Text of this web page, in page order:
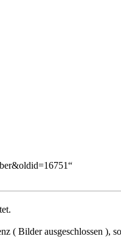
“
( Bilder ausgeschlossen ),